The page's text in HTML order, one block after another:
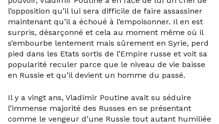
l’opposition qu’il lui sera difficile de faire assassiner
maintenant qu’il a échoué à l’empoisonner. Il en est
surpris, désarçonné et cela au moment même où il
s’embourbe lentement mais sûrement en Syrie, perd
pied dans les Etats sortis de l’Empire russe et voit sa
popularité reculer parce que le niveau de vie baisse
en Russie et qu’il devient un homme du passé.
Il y a vingt ans, Vladimir Poutine avait su séduire
l’immense majorité des Russes en se présentant
comme le vengeur d’une Russie tout autant humiliée